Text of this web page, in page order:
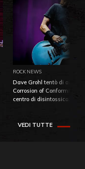
ROCK NEWS
Dave Grohl tentò di
Corrosion of Conformity
centro di
VEDI TUTTE